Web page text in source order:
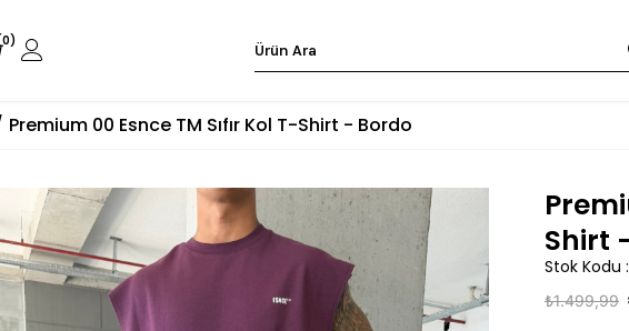
0
Premium 00 Esnce TM Sıfır Kol T-Shirt - Bordo
Shirt
Stok Kodu
₺1.499,99